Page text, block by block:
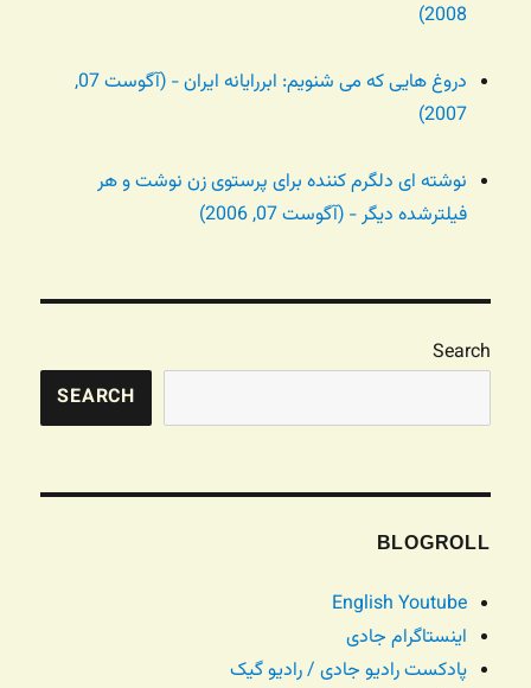
2008)
دروغ هایی که می شنویم: ابررایانه ایران - (آگوست 07,
2007)
نوشته ای دلگرم کننده برای پرستوی زن نوشت و هر
فیلترشده دیگر - (آگوست 07, 2006)
Search
SEARCH
BLOGROLL
English Youtube
اینستاگرام جادی
پادکست رادیو جادی / رادیو گیک